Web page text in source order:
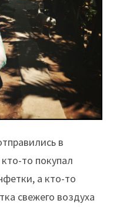
в
то покупал
а кто-то
свежего воздуха